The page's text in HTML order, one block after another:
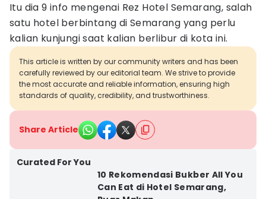
Itu dia 9 info mengenai Rez Hotel Semarang, salah
satu hotel berbintang di Semarang yang perlu
kalian kunjungi saat kalian berlibur di kota ini.
This article is written by our community writers and has been
carefully reviewed by our editorial team. We strive to provide
the most accurate and reliable information, ensuring high
standards of quality, credibility, and trustworthiness.
Share Article
Curated For You
10 Rekomendasi Bukber All You
Can Eat di Hotel Semarang,